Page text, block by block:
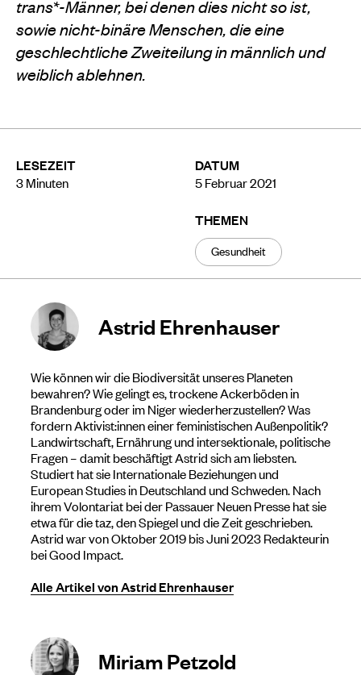
LESEZEIT
3Minuten
DATUM
5 Februar 2021
THEMEN
Gesundheit
trans*-Männer, bei denen dies nicht so ist,
sowie nicht-binäre Menschen, die eine
geschlechtliche Zweiteilung in männlich und
weiblich ablehnen.
Astrid Ehrenhauser
Wie können wir die Biodiversität unseres Planeten
bewahren? Wie gelingt es, trockene Ackerböden in
Brandenburg oder im Niger wiederherzustellen? Was
fordern Aktivist:innen einer feministischen Außenpolitik?
Landwirtschaft, Ernährung und intersektionale, politische
Fragen – damit beschäftigt Astrid sich am liebsten.
Studiert hat sie Internationale Beziehungen und
European Studies in Deutschland und Schweden. Nach
ihrem Volontariat bei der Passauer Neuen Presse hat sie
etwa für die taz, den Spiegel und die Zeit geschrieben.
Astrid war von Oktober 2019 bis Juni 2023 Redakteurin
bei Good Impact.
Alle Artikel von Astrid Ehrenhauser
Miriam Petzold